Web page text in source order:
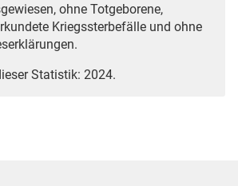
ohne Totgeborene,
Kriegssterbefälle und ohne
Statistik: 2024.